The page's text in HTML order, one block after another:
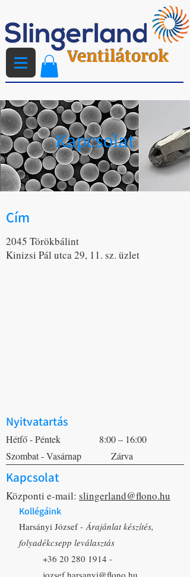
Ventilátorok
Kapcsolat
Cím
2045 Törökbálint
Kinizsi Pál utca 29, 11. sz. üzlet
Nyitvatartás
Hétfő - Péntek
8:00 – 16:00
Szombat - Vasárnap
Zárva
Kapcsolat
Központi e-mail: slingerland@flono.hu
Kollégáink
Harsányi József -Árajánlat készítés,
folyadékcsepp leválasztás
+36 20 280 1914 -